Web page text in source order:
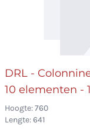
DRL -
10 elementen -
Hoogte: 760
Lengte: 641